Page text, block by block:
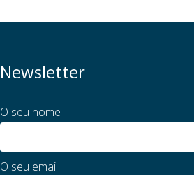
Newsletter
O seu nome
O seu email